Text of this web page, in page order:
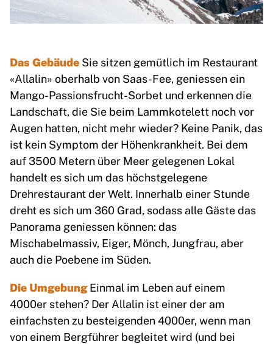
Das Gebäude Sie sitzen gemütlich im Restaurant
«Allalin» oberhalb von Saas-Fee, geniessen ein
Mango-Passionsfrucht-Sorbet und erkennen die
Landschaft, die Sie beim Lammkotelett noch vor
Augen hatten, nicht mehr wieder? Keine Panik, das
ist kein Symptom der Höhenkrankheit. Bei dem
auf 3500 Metern über Meer gelegenen Lokal
handelt es sich um das höchstgelegene
Drehrestaurant der Welt. Innerhalb einer Stunde
dreht es sich um 360 Grad, sodass alle Gäste das
Panorama geniessen können: das
Mischabelmassiv, Eiger, Mönch, Jungfrau, aber
auch die Poebene im Süden.
Die UmgebungEinmal im Leben auf einem
4000er stehen? Der Allalin ist einer der am
einfachsten zu besteigenden 4000er, wenn man
von einem Bergführer begleitet wird (und bei